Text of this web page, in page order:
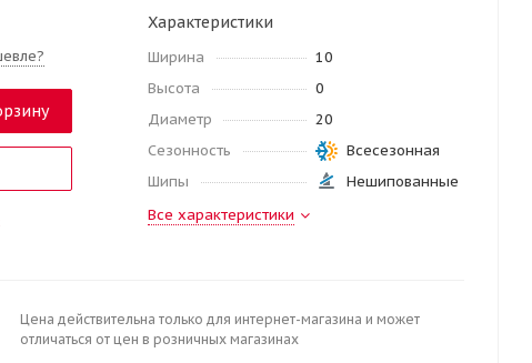
Характеристики
Ширина
10
Высота
0
Диаметр
20
Сезонность
Всесезонная
Шипы
Нешипованные
Все характеристики
Цена действительна только для интернет-магазина и может
отличаться от цен в розничных магазинах